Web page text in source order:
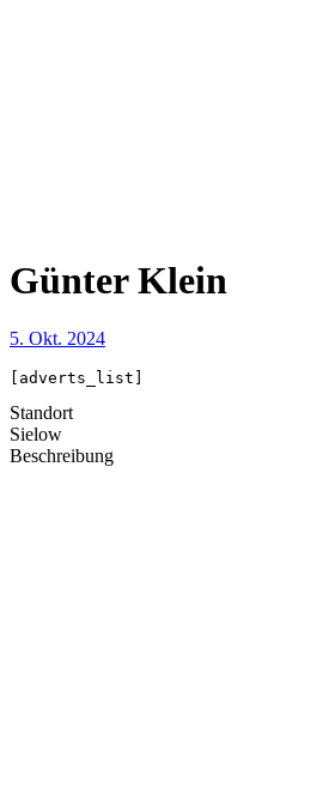
Günter Klein
5. Okt. 2024
[adverts_list]
Standort
Sielow
Beschreibung